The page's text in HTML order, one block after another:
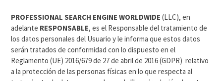
PROFESSIONAL SEARCH ENGINE WORLDWIDE (LLC), en
adelante RESPONSABLE, es el Responsable del tratamiento de
los datos personales del Usuario y le informa que estos datos
serán tratados de conformidad con lo dispuesto en el
Reglamento (UE) 2016/679 de 27 de abril de 2016 (GDPR) relativo
a la protección de las personas físicas en lo que respecta al